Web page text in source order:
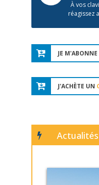
À vos
réagissez
JE M'ABONNE
J'ACHÈTE UN
Actualités